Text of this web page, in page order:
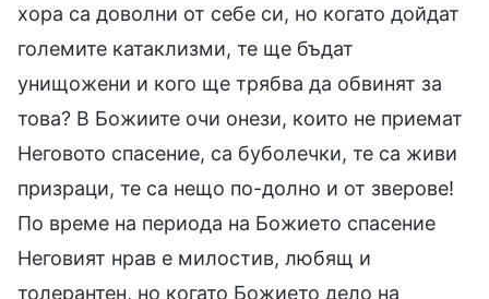
хора са доволни от себе си, но когато дойдат
големите катаклизми, те ще бъдат
унищожени и кого ще трябва да обвинят за
това? В Божиите очи онези, които не приемат
Неговото спасение, са буболечки, те са живи
призраци, те са нещо по-долно и от зверове!
По време на периода на Божието спасение
Неговият нрав е милостив, любящ и
толерантен, но когато Божието дело на